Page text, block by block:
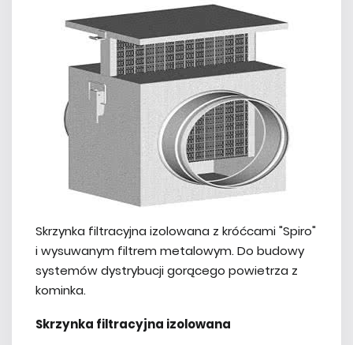
Skrzynka filtracyjna izolowana z króćcami "Spiro"
i wysuwanym filtrem metalowym. Do budowy
systemów dystrybucji gorącego powietrza z
kominka.
Skrzynka filtracyjna izolowana